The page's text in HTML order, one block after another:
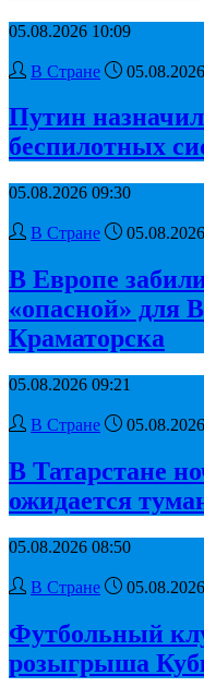
05.08.2026 10:09
В Стране
Путин
беспилотных
05.08.2026 09:30
В Стране
В Европе
«опасной» для
Краматорска
05.08.2026 09:21
В Стране
В Татарстане
ожидается
05.08.2026 08:50
В Стране
Футбольный
розыгрыша